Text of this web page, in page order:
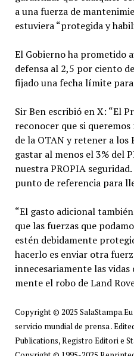
a una fuerza de
estuviera “protegida y
El Gobierno ha prometido
defensa al 2,5 por ciento
fijado una fecha límite
Sir Ben escribió en X: “El
reconocer que si
de la OTAN y retener a los
gastar al menos el 3% del
nuestra PROPIA
punto de referencia para
“El gasto adicional
que las fuerzas que
estén debidamente
hacerlo es enviar otra
innecesariamente las
mente el robo de Land
Copyright © 2025
servicio mundial de prensa .
Publications, Registro Editori e